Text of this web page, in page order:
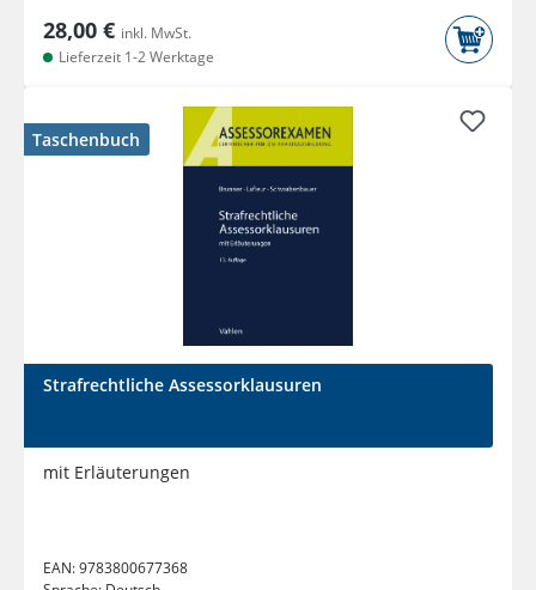
28,00 € inkl. MwSt.
Lieferzeit 1-2 Werktage
Taschenbuch
Strafrechtliche Assessorklausuren
mit Erläuterungen
EAN:9783800677368